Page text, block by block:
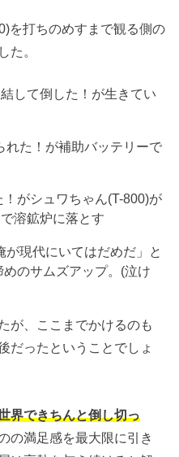
を打ちのめすまで観る側の
た。
して倒した！が生きてい
れた！が補助バッテリーで
がシュワちゃん(T-800)が
溶鉱炉に落とす
が現代にいてはだめだ」と
のサムズアップ。(泣け
が、ここまでかけるのも
だったということでしょ
世界できちんと倒し切っ
の満足感を最大限に引き